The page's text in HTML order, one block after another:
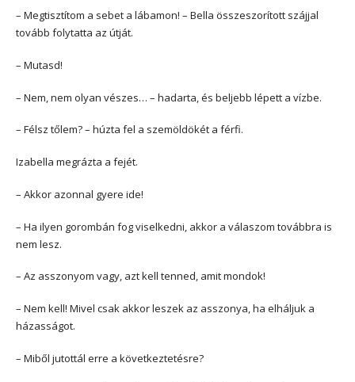
– Megtisztítom a sebet a lábamon! – Bella összeszorított szájjal
tovább folytatta az útját.
– Mutasd!
– Nem, nem olyan vészes… – hadarta, és beljebb lépett a vízbe.
– Félsz tőlem? – húzta fel a szemöldökét a férfi.
Izabella megrázta a fejét.
– Akkor azonnal gyere ide!
– Ha ilyen gorombán fog viselkedni, akkor a válaszom továbbra is
nem lesz.
– Az asszonyom vagy, azt kell tenned, amit mondok!
– Nem kell! Mivel csak akkor leszek az asszonya, ha elháljuk a
házasságot.
– Miből jutottál erre a következtetésre?